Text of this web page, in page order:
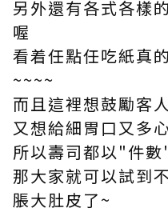
另外還有各式各樣
喔
看着任點任吃紙真
~~~~
而且這裡想鼓勵客
又想給細胃口又多
所以壽司都以"件
那大家就可以試到
脹大肚皮了~